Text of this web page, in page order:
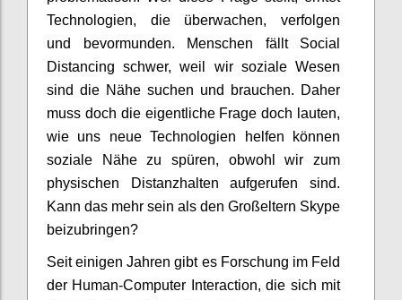
Technologien, die überwachen, verfolgen
und bevormunden. Menschen fällt Social
Distancing schwer, weil wir soziale Wesen
sind die Nähe suchen und brauchen. Daher
muss doch die eigentliche Frage doch lauten,
wie uns neue Technologien helfen können
soziale Nähe zu spüren, obwohl wir zum
physischen Distanzhalten aufgerufen sind.
Kann das mehr sein als den Großeltern Skype
beizubringen?
Seit einigen Jahren gibt es Forschung im Feld
der Human-Computer Interaction, die sich mit